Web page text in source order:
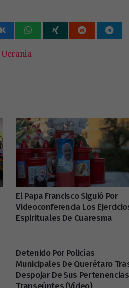
Ucrania
El Papa Francisco Siguió Por
Videoconferencia Los
Espirituales De Cuaresma
Detenido Por Policías
Municipales De Querétaro
Despojar De Sus
Transeúntes (vídeo)